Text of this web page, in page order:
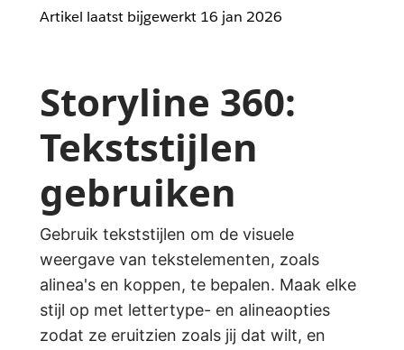
Artikel laatst bijgewerkt 16 jan 2026
Storyline 360:
Tekststijlen
gebruiken
Gebruik tekststijlen om de visuele
weergave van tekstelementen, zoals
alinea's en koppen, te bepalen. Maak elke
stijl op met lettertype- en alineaopties
zodat ze eruitzien zoals jij dat wilt, en